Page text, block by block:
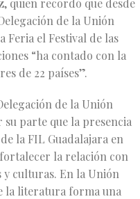
quien recordó que desde
de la Unión
Feria el Festival de las
“ha contado con la
de 22 países”.
de la Unión
parte que la presencia
la FIL Guadalajara en
la relación con
y culturas. En la Unión
la literatura forma una